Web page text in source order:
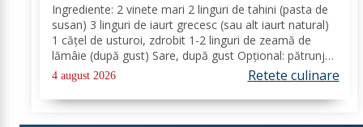
Ingrediente: 2 vinete mari 2 linguri de tahini (pasta de
susan) 3 linguri de iaurt grecesc (sau alt iaurt natural)
1 cățel de usturoi, zdrobit 1-2 linguri de zeamă de
lămâie (după gust) Sare, după gust Opțional: pătrunjel
proaspăt tocat pentru decor Mod de preparare: Coace
vinetele pe grătar sau în...
4 august 2026 Retete culinare